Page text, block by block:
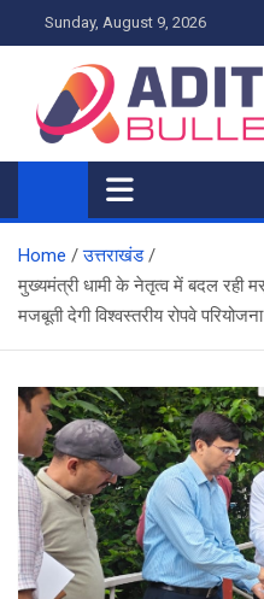
to
Sunday, August 9, 2026
Home
उत्तराखंड
मुख्यमंत्री धामी के नेतृत्व में बदल रही
मजबूती देगी विश्वस्तरीय रोपवे परियोजना